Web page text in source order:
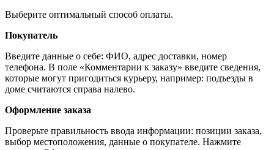
Выберите оптимальный способ оплаты.
Покупатель
Введите данные о себе: ФИО, адрес доставки, номер
телефона. В поле «Комментарии к заказу» введите сведения,
которые могут пригодиться курьеру, например: подъезды в
доме считаются справа налево.
Оформление заказа
Проверьте правильность ввода информации: позиции заказа,
выбор местоположения, данные о покупателе. Нажмите